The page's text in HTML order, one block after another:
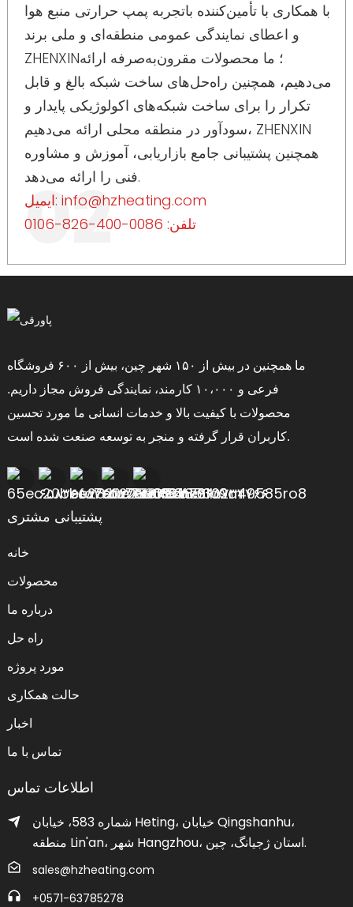
با همکاری با تأمین‌کننده باتجربه پمپ حرارتی منبع هوا
و اعطای نمایندگی عمومی منطقه‌ای و ملی برند
ZHENXIN؛ ما محصولات مقرون‌به‌صرفه ارائه
می‌دهیم، همچنین راه‌حل‌های ساخت شبکه بالغ و قابل
تکرار را برای ساخت شبکه‌های اکولوژیکی پایدار و
سودآور در منطقه محلی ارائه می‌دهیم، ZHENXIN
همچنین پشتیبانی جامع بازاریابی، آموزش و مشاوره
فنی را ارائه می‌دهد.
ایمیل: info@hzheating.com
تلفن: 0086-400-826-0106
02
ما همچنین در بیش از ۱۵۰ شهر چین، بیش از ۶۰۰ فروشگاه
فرعی و ۱۰،۰۰۰ کارمند، نمایندگی فروش مجاز داریم.
محصولات با کیفیت بالا و خدمات انسانی ما مورد تحسین
کاربران قرار گرفته و منجر به توسعه صنعت شده است.
پشتیبانی مشتری
خانه
محصولات
درباره ما
راه حل
مورد پروژه
حالت همکاری
اخبار
تماس با ما
اطلاعات تماس
شماره 583، خیابان Heting، خیابان Qingshanhu،
منطقه Lin'an، شهر Hangzhou، استان ژجیانگ، چین.
sales@hzheating.com
‎+0571-63785278‎